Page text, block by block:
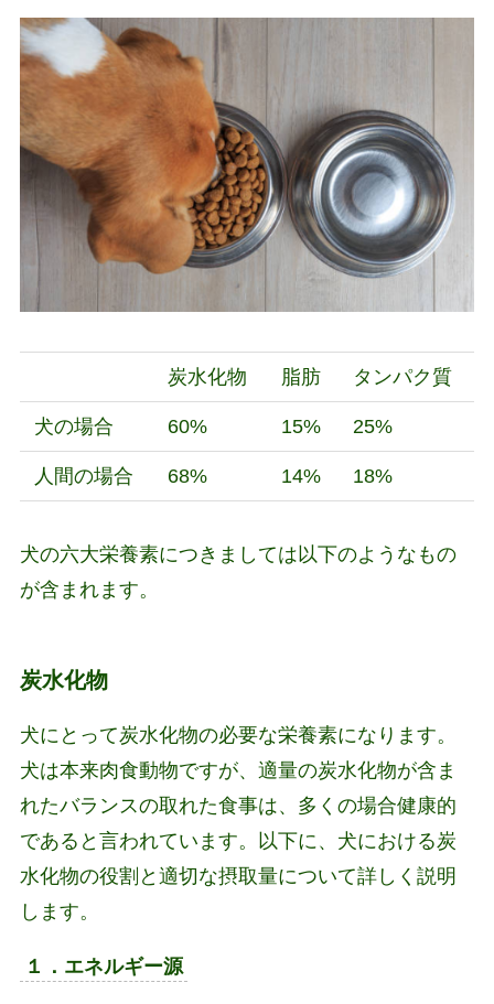
炭水化物 脂肪 タンパク質
犬の場合 60% 15% 25%
人間の場合 68% 14% 18%
犬の六大栄養素につきましては以下のようなもの
が含まれます。
炭水化物
犬にとって炭水化物の必要な栄養素になります。
犬は本来肉食動物ですが、適量の炭水化物が含ま
れたバランスの取れた食事は、多くの場合健康的
であると言われています。以下に、犬における炭
水化物の役割と適切な摂取量について詳しく説明
します。
１．エネルギー源